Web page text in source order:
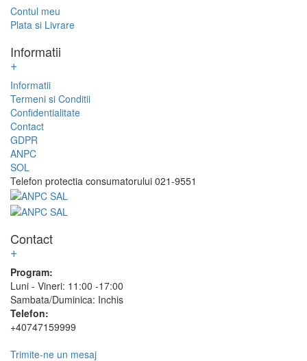
Contul meu
Plata si Livrare
Informatii
+
Informatii
Termeni si Conditii
Confidentialitate
Contact
GDPR
ANPC
SOL
Telefon protectia consumatorului 021-9551
Contact
+
Program:
Luni - Vineri: 11:00 -17:00
Sambata/Duminica: Inchis
Telefon:
+40747159999
Trimite-ne un mesaj